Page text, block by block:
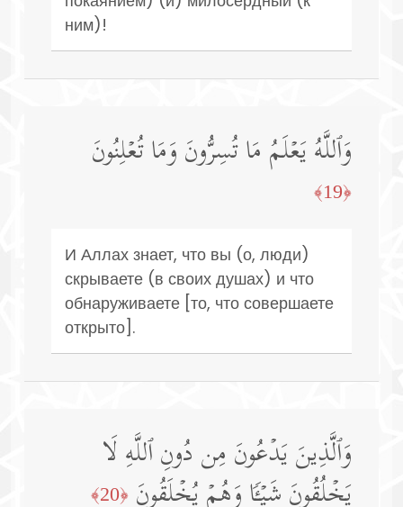
ним)!
وَٱللَّهُ یَعۡلَمُ مَا تُسِرُّونَ وَمَا تُعۡلِنُونَ
﴿19﴾
И Аллах знает, что вы (о, люди)
скрываете (в своих душах) и что
обнаруживаете [то, что совершаете
открыто].
وَٱلَّذِینَ یَدۡعُونَ مِن دُونِ ٱللَّهِ لَا
یَخۡلُقُونَ شَیۡـࣰٔا وَهُمۡ یُخۡلَقُونَ ﴿20﴾